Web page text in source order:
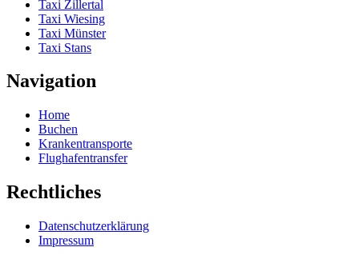
Taxi Zillertal
Taxi Wiesing
Taxi Münster
Taxi Stans
Navigation
Home
Buchen
Krankentransporte
Flughafentransfer
Rechtliches
Datenschutzerklärung
Impressum